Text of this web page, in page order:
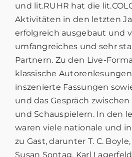
und lit.RUHR hat die
Aktivitäten in den letzten
erfolgreich ausgebaut und
umfangreiches und sehr
Partnern. Zu den Live-
klassische
inszenierte Fassungen
und das Gespräch
und Schauspielern. In den
waren viele nationale und
zu Gast, darunter T. C.
Susan Sontag, Karl